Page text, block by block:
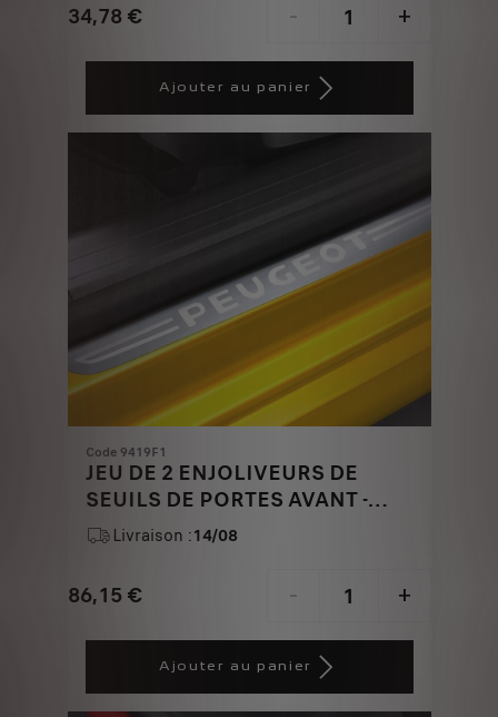
34,78 €
Price
€
- +
Quantity
1
Ajouter au panier
Code 9419F1
JEU DE 2 ENJOLIVEURS DE
SEUILS DE PORTES AVANT -
ASPECT INOX BROSSE
Livraison :14/08
86,15 €
Price
€
- +
Quantity
1
Ajouter au panier